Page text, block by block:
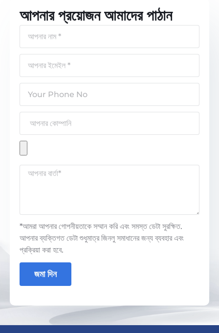
আপনার প্রয়োজন আমাদের পাঠান
*আমরা আপনার গোপনীয়তাকে সম্মান করি এবং সমস্ত ডেটা সুরক্ষিত.
আপনার ব্যক্তিগত ডেটা শুধুমাত্র জিনলু সমাধানের জন্য ব্যবহার এবং
প্রক্রিয়া করা হবে.
জমা দিন